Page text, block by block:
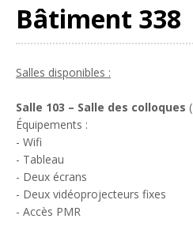
Bâtiment 338
Salles disponibles :
Salle 103 – Salle des colloques (
Équipements :
- Wifi
- Tableau
- Deux écrans
- Deux vidéoprojecteurs fixes
- Accès PMR